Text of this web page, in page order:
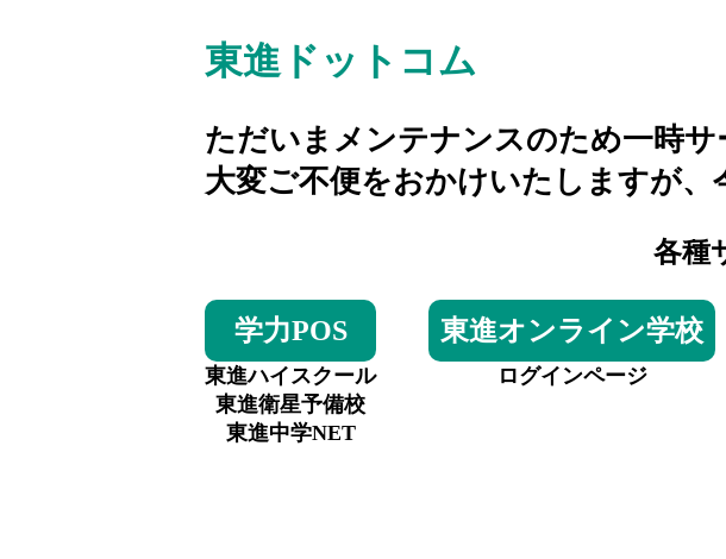
東進ドットコム
ただいまメンテナンスのため一時サ
大変ご不便をおかけいたしますが、
各種
学力POS
東進ハイスクール
東進衛星予備校
東進中学NET
東進オンライン学校
ログインページ